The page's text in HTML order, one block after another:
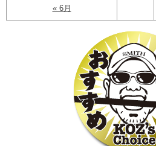
« 6月